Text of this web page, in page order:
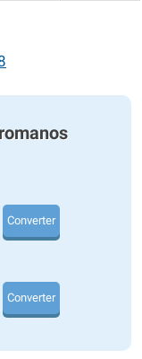
Converter
Converter